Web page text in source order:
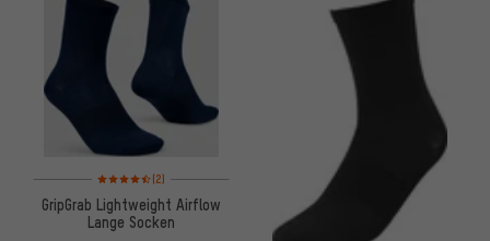
Bewertungen: 4,5 von 5 basierend auf 2 Bewertungen
(2)
GripGrab Lightweight Airflow
Lange Socken